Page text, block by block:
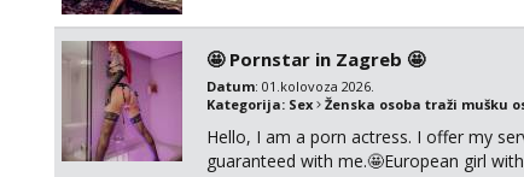
🤩 Pornstar in Zagreb 🤩
Datum: 01.kolovoza 2026.
Kategorija: Sex Ženska osoba traži mušku
Hello, I am a porn actress. I offer my
guaranteed with me.🤩European girl